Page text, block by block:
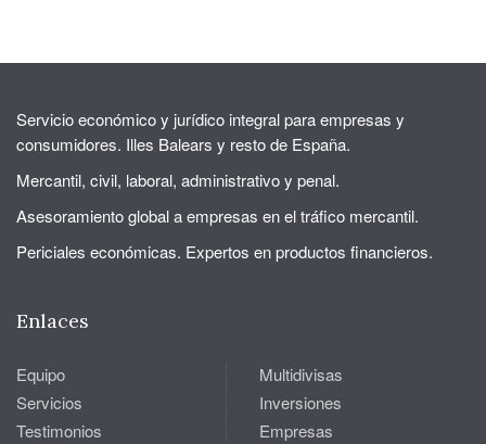
Servicio económico y jurídico integral para empresas y
consumidores. Illes Balears y resto de España.
Mercantil, civil, laboral, administrativo y penal.
Asesoramiento global a empresas en el tráfico mercantil.
Periciales económicas. Expertos en productos financieros.
Enlaces
Equipo
Servicios
Testimonios
Multidivisas
Inversiones
Empresas